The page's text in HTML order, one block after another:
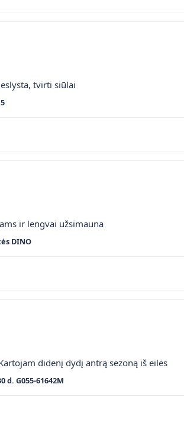
tvirti siūlai
ir lengvai užsimauna
DINO
didenį dydį antrą sezoną iš eilės
d. G055-61642M